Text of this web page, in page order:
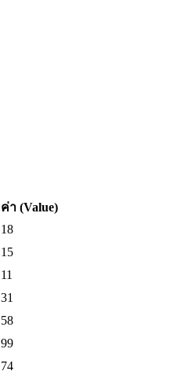
ค่า (Value)
18
15
11
31
58
99
74